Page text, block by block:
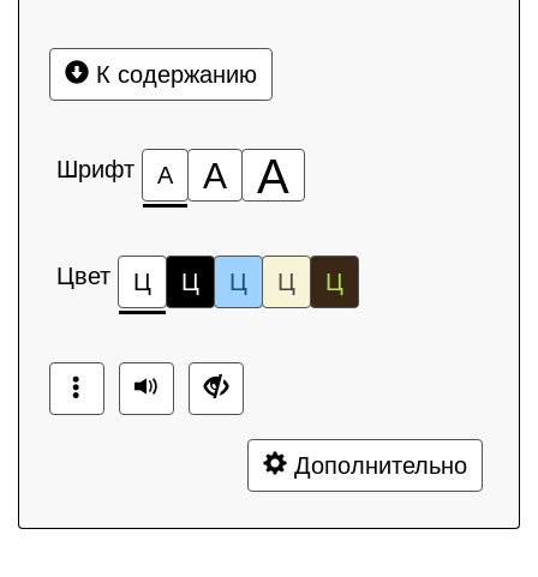
К содержанию
Шрифт А А А
Цвет Ц Ц Ц Ц Ц
Дополнительно